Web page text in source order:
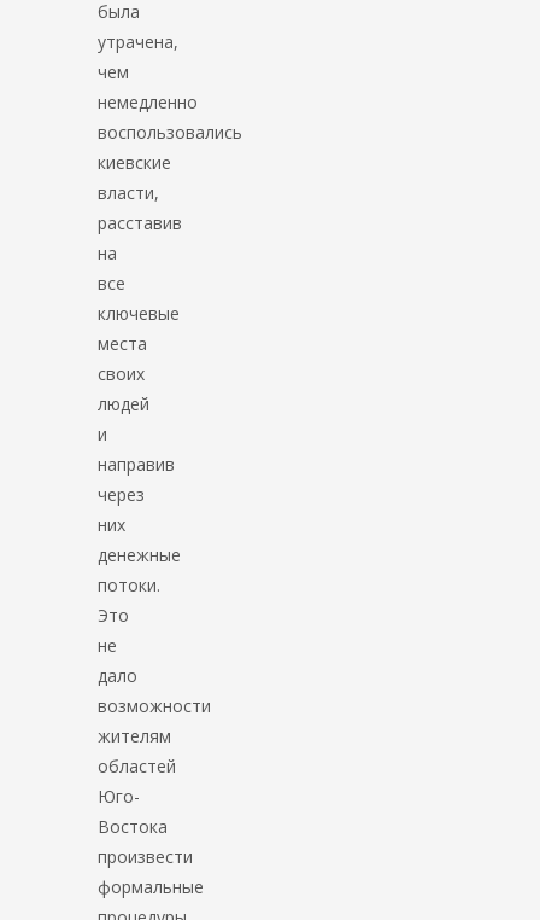
была
утрачена,
чем
немедленно
воспользовались
киевские
власти,
расставив
на
все
ключевые
места
своих
людей
и
направив
через
них
денежные
потоки.
Это
не
дало
возможности
жителям
областей
Юго-
Востока
произвести
формальные